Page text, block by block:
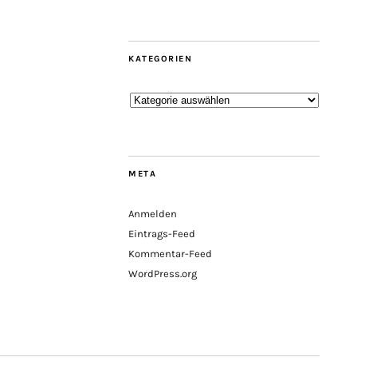
KATEGORIEN
Kategorien
META
Anmelden
Eintrags-Feed
Kommentar-Feed
WordPress.org